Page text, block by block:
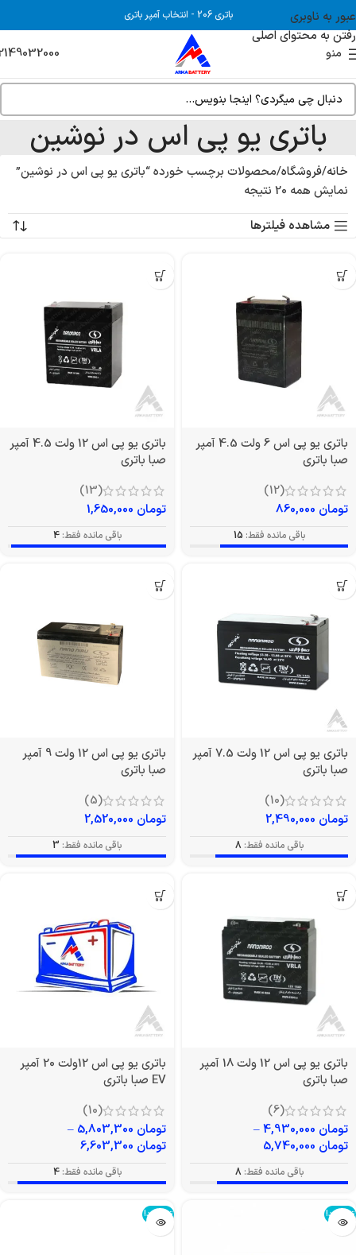
عبور به ناوبری
رفتن به محتوای اصلی
باتری 206 - انتخاب آمپر باتری
منو
باتری یو پی اس در نوشین
خانه فروشگاه محصولات برچسب خورده “باتری یو پی اس در نوشین”
نمایش همه 20 نتیجه
مشاهده فیلترها
باتری یو پی اس 6 ولت 4.5 آمپر
صبا باتری
(12)
تومان
باقی مانده فقط: 15
باتری یو پی اس 12 ولت 4.5 آمپر
صبا باتری
(13)
تومان
باقی مانده فقط: 4
باتری یو پی اس 12 ولت 7.5 آمپر
صبا باتری
(10)
تومان
باقی مانده فقط: 8
باتری یو پی اس 12 ولت 9 آمپر
صبا باتری
(5)
تومان
باقی مانده فقط: 3
باتری یو پی اس 12 ولت 18 آمپر
صبا باتری
(6)
تومان
–
تومان
باقی مانده فقط: 8
باتری یو پی اس 12ولت 20 آمپر
EV صبا باتری
(10)
تومان
–
تومان
باقی مانده فقط: 4
تمام شد! تمام شد!